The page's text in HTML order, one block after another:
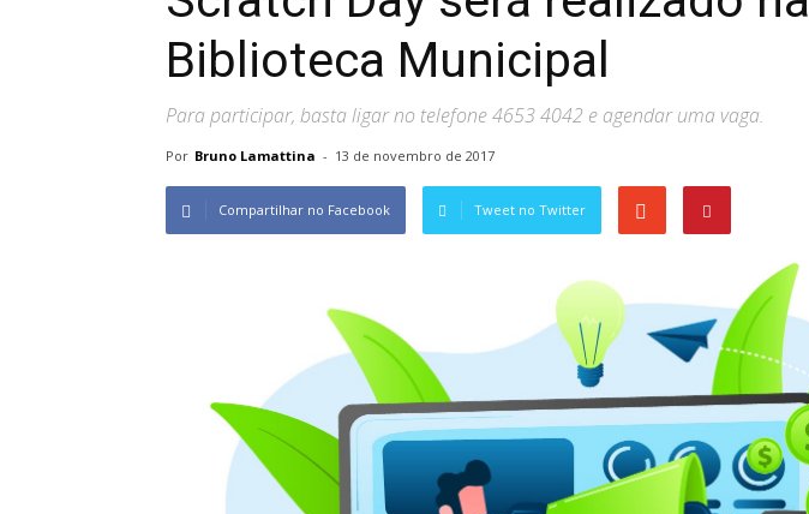
Biblioteca Municipal
Para participar, basta ligar no telefone 4653 4042 e agendar uma vaga.
Por Bruno Lamattina - 13 de novembro de 2017
Compartilhar no Facebook Tweet no Twitter